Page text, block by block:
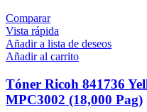
Comparar
Vista rápida
Añadir a lista de deseos
Añadir al carrito
Tóner Ricoh 841736
MPC3002 (18,000 Pag)